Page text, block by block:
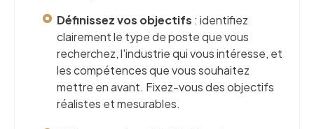
Définissez vos objectifs : identifiez
clairement le type de poste que vous
recherchez, l'industrie qui vous intéresse, et
les compétences que vous souhaitez
mettre en avant. Fixez-vous des objectifs
réalistes et mesurables.